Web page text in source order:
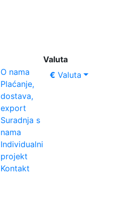
O nama
Plaćanje,
dostava,
export
Suradnja s
nama
Individualni
projekt
Kontakt
Valuta
€ Valuta